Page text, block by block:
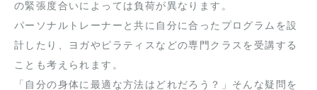
の緊張度合いによっては負荷が異なります。
パーソナルトレーナーと共に自分に合ったプログラムを設
計したり、ヨガやピラティスなどの専門クラスを受講する
ことも考えられます。
「自分の身体に最適な方法はどれだろう？」そんな疑問を